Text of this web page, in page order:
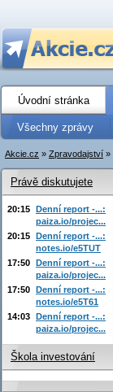
Úvodní stránka
Všechny zprávy
Akcie.cz » Zpravodajství »
Právě diskutujete
20:15 Denní report -...:
paiza.io/projec...
20:15 Denní report -...:
notes.io/e5TUT
17:50 Denní report -...:
paiza.io/projec...
17:50 Denní report -...:
notes.io/e5T61
14:03 Denní report -...:
paiza.io/projec...
Škola investování